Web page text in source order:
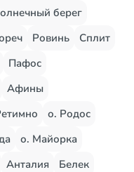
берег
Ровинь
Сплит
Пафос
Афины
о. Родос
о. Майорка
Анталия
Белек